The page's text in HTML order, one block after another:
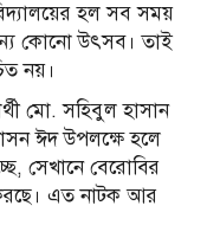
হল সব সময়
কোনো উৎসব। তাই
নয়।
মো. সহিবুল হাসান
ঈদ উপলক্ষে হলে
সেখানে বেরোবির
এত নাটক আর